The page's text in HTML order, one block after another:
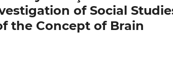
of Social
the Concept of Brain